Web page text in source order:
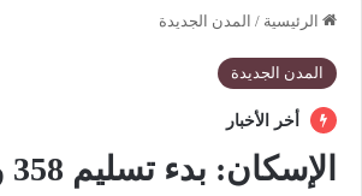
الرئيسية / المدن الجديدة
المدن الجديدة
أخر الأخبار